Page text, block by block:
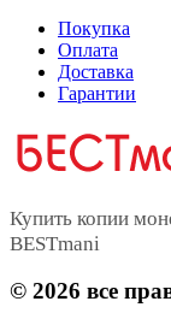
Покупка
Оплата
Доставка
Гарантии
Купить копии
BESTmani
© 2026 все